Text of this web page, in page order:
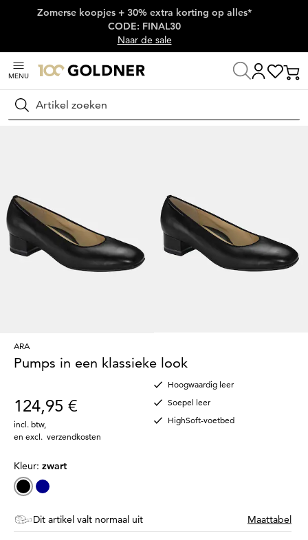
Skip naar hoofdinhoud
Zomerse koopjes + 30% extra korting op alles*
CODE: FINAL30
Naar de sale
MENU
Zoeken
Home Schoenen & accessoires
ARA
Pumps in een klassieke look
124,95 €
incl. btw,
en excl. verzendkosten
Hoogwaardig leer
Soepel leer
HighSoft-voetbed
Kleur: zwart
Dit artikel valt normaal uit Maattabel